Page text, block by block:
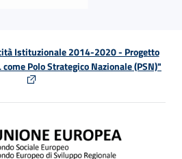
Istituzionale 2014-2020 - Progetto
Polo Strategico Nazionale (PSN)"